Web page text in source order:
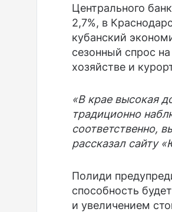
Центрального
2,7%, в
кубанский
сезонный спрос
хозяйстве и
«В крае высокая
традиционно
соответственно,
рассказал сайту
Полиди
способность
и увеличением